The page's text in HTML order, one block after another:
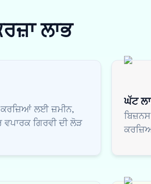
ਲਾਭ
ਲਈ ਜ਼ਮੀਨ,
ਵਪਾਰਕ ਗਿਰਵੀ ਦੀ ਲੋੜ
ਘੱਟ